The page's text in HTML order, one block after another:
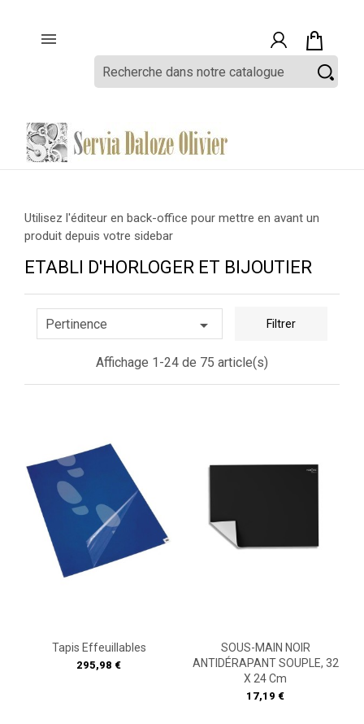

Utilisez l'éditeur en back-office pour mettre en avant un
produit depuis votre sidebar
ETABLI D'HORLOGER ET BIJOUTIER
Pertinence  Filtrer
Affichage 1-24 de 75 article(s)
Tapis Effeuillables
Prix
295,98 €
SOUS-MAIN NOIR
ANTIDÉRAPANT SOUPLE, 32
X 24 Cm
Prix
17,19 €